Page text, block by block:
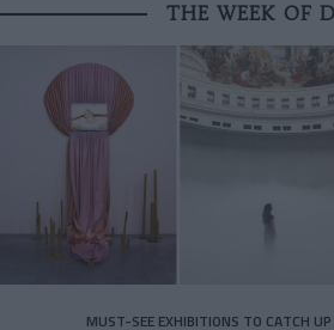
THE WEEK OF
MUST-SEE EXHIBITIONS TO CATCH